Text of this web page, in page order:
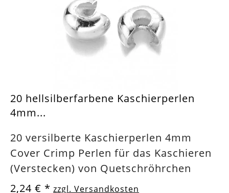
20 hellsilberfarbene Kaschierperlen
4mm...
20 versilberte Kaschierperlen 4mm
Cover Crimp Perlen für das Kaschieren
(Verstecken) von Quetschröhrchen
2,24 € * zzgl. Versandkosten